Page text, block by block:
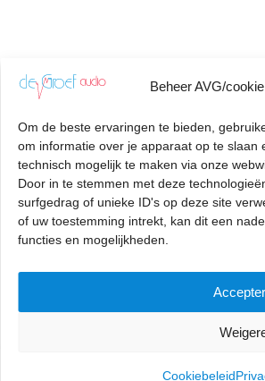
Beheer AVG/
Om de beste ervaringen te bieden,
om informatie over je apparaat op te slaan
technisch mogelijk te maken via onze
Door in te stemmen met deze
surfgedrag of unieke ID's op deze site
of uw toestemming intrekt, kan dit een
functies en mogelijkheden.
Cookiebeleid
Toevoegen